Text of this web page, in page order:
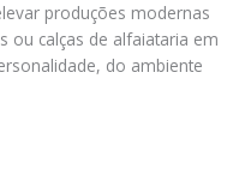
produções modernas
ou calças de alfaiataria em
do ambiente